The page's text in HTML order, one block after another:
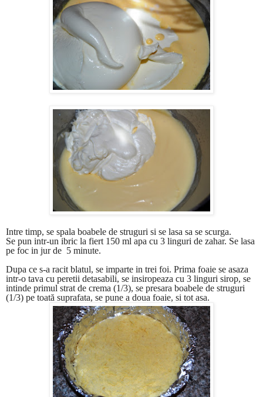
Intre timp, se spala boabele de struguri si se lasa sa se scurga.
Se pun intr-un ibric la fiert 150 ml apa cu 3 linguri de zahar. Se lasa
pe foc in jur de 5 minute.
Dupa ce s-a racit blatul, se imparte in trei foi. Prima foaie se asaza
intr-o tava cu peretii detasabili, se insiropeaza cu 3 linguri sirop, se
intinde primul strat de crema (1/3), se presara boabele de struguri
(1/3) pe toată suprafata, se pune a doua foaie, si tot asa.